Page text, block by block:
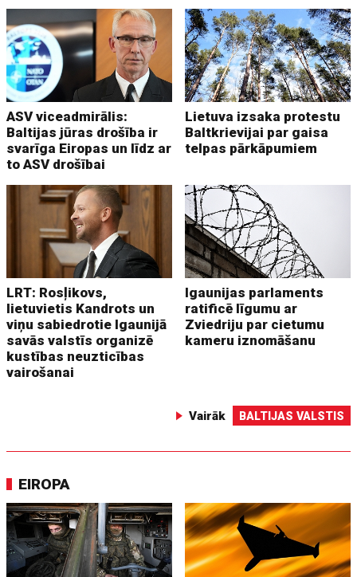
ASV viceadmirālis:
Baltijas jūras drošība ir
svarīga Eiropas un līdz ar
to ASV drošībai
Lietuva izsaka protestu
Baltkrievijai par gaisa
telpas pārkāpumiem
LRT: Rosļikovs,
lietuvietis Kandrots un
viņu sabiedrotie Igaunijā
savās valstīs organizē
kustības neuzticības
vairošanai
Igaunijas parlaments
ratificē līgumu ar
Zviedriju par cietumu
kameru iznomāšanu
Vairāk BALTIJAS VALSTIS
EIROPA